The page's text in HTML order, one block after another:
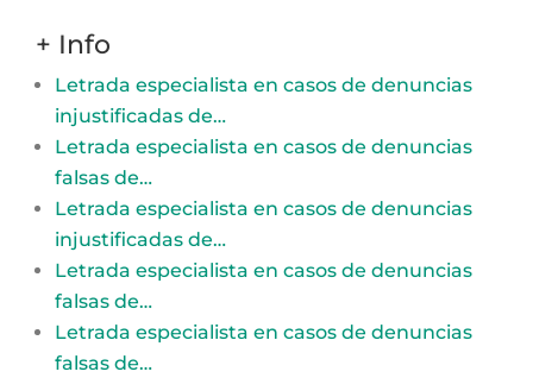
+ Info
Letrada especialista en casos de denuncias
injustificadas de…
Letrada especialista en casos de denuncias
falsas de…
Letrada especialista en casos de denuncias
injustificadas de…
Letrada especialista en casos de denuncias
falsas de…
Letrada especialista en casos de denuncias
falsas de…